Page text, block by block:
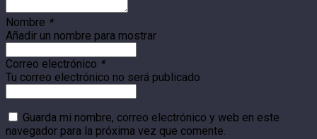
Nombre *
Añadir un nombre para mostrar
Correo electrónico *
Tu correo electrónico no será publicado
Guarda mi nombre, correo electrónico y web en este
navegador para la próxima vez que comente.